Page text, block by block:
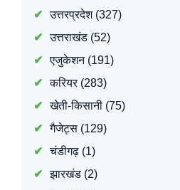
उत्तरप्रदेश(327)
उत्तराखंड(52)
एजुकेशन(191)
करियर(283)
खेती-किसानी(75)
गैजेट्स(129)
चंडीगढ़(1)
झारखंड(2)